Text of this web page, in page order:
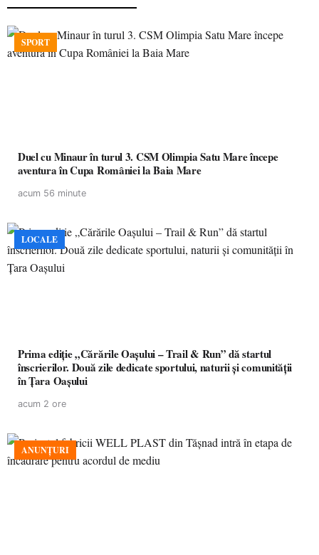
SPORT
Duel cu Minaur în turul 3. CSM Olimpia Satu Mare începe
aventura în Cupa României la Baia Mare
acum 56 minute
LOCALE
Prima ediție „Cărările Oașului – Trail & Run” dă startul
înscrierilor. Două zile dedicate sportului, naturii și comunității
în Țara Oașului
acum 2 ore
ANUNȚURI